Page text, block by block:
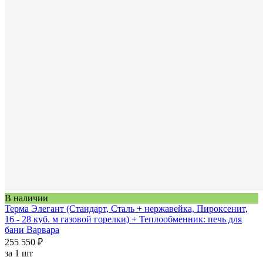
В наличии
Терма Элегант (Стандарт, Сталь + нержавейка, Пироксенит,
16 - 28 куб. м газовой горелки) + Теплообменник: печь для
бани Варвара
255 550 ₽
за 1 шт